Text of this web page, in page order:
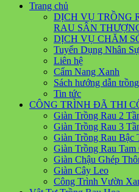
Trang chủ
DỊCH VỤ TRỒNG
RAU SÂN
DỊCH VỤ CHĂM
Tuyển Dụng Nhân Sự
Liên hệ
Cẩm Nang Xanh
Sách hướng dẫn
Tin tức
CÔNG TRÌNH ĐÃ THI
Giàn Trồng Rau 2
Giàn Trồng Rau 3
Giàn Trồng Rau Bậc
Giàn Trồng Rau Tam
Giàn Chậu Ghép
Giàn Cây Leo
Công Trình Vườn